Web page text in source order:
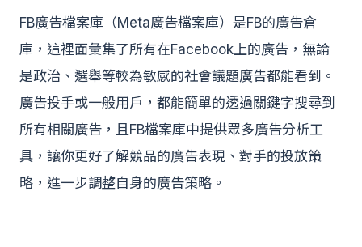
FB廣告檔案庫（Meta廣告檔案庫）是FB的廣告倉
庫，這裡面彙集了所有在Facebook上的廣告，無論
是政治、選舉等較為敏感的社會議題廣告都能看到。
廣告投手或一般用戶，都能簡單的透過關鍵字搜尋到
所有相關廣告，且FB檔案庫中提供眾多廣告分析工
具，讓你更好了解競品的廣告表現、對手的投放策
略，進一步調整自身的廣告策略。